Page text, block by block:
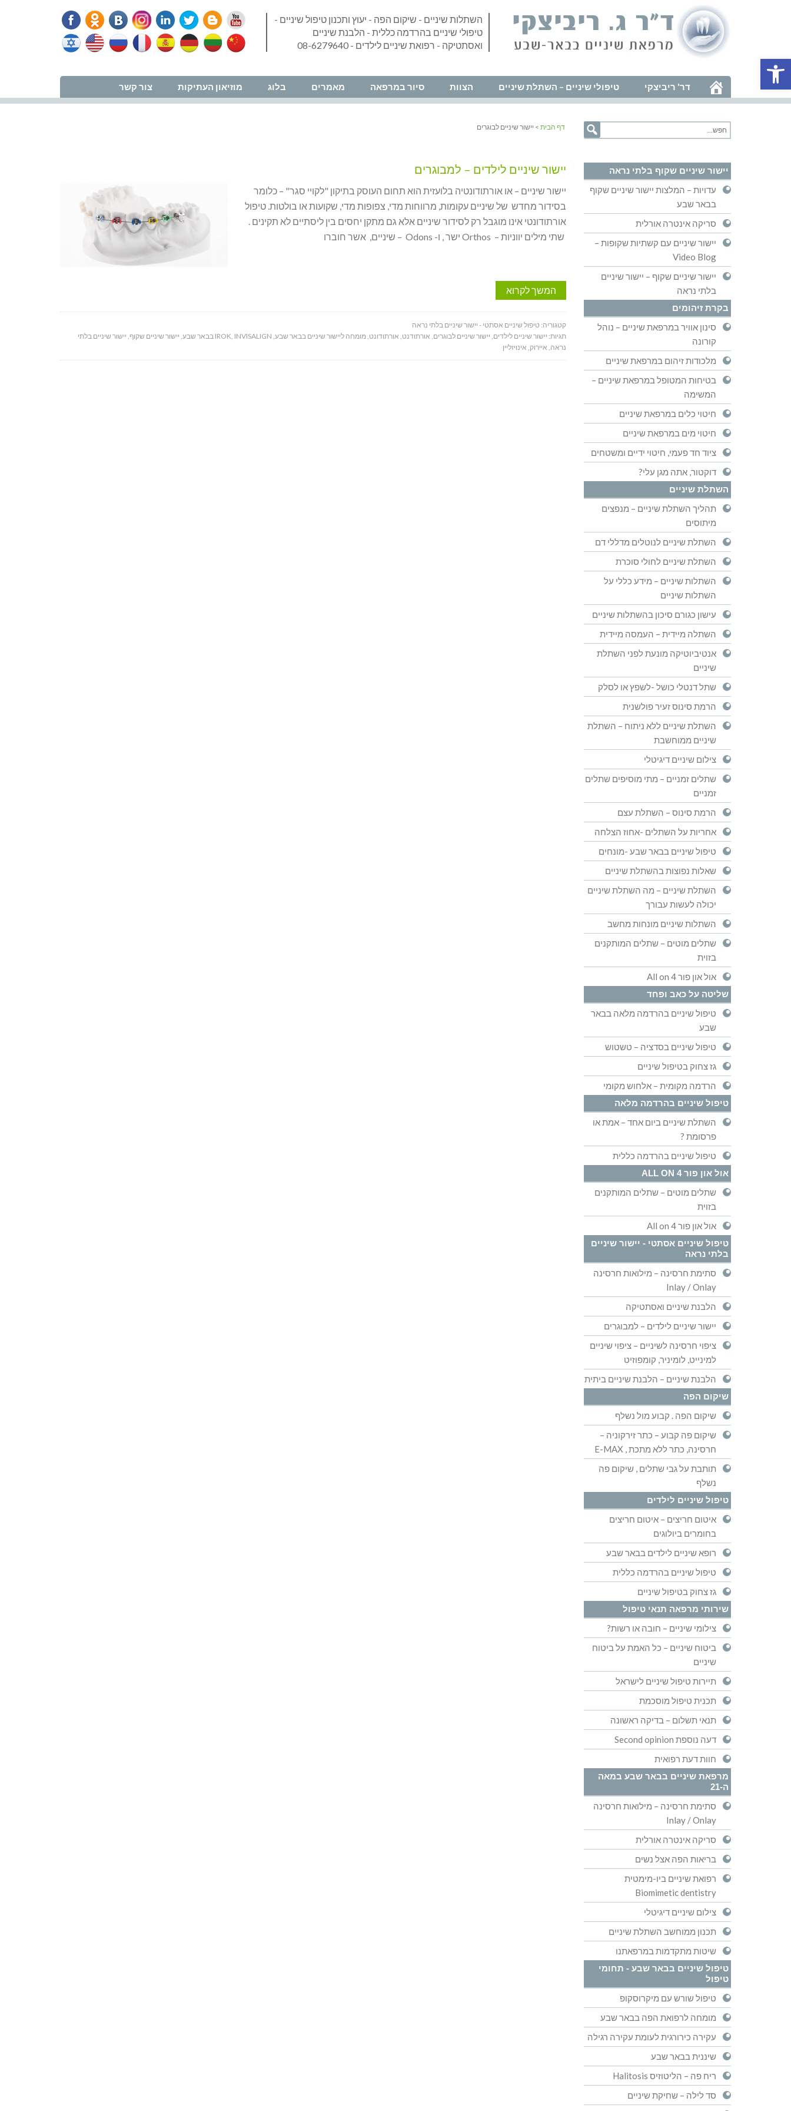
פתח סרגל נגישות
השתלות שיניים - שיקום הפה - יעוץ ותכנון טיפול שיניים -
טיפולי שיניים בהרדמה כללית - הלבנת שיניים
ואסתטיקה - רפואת שיניים לילדים - 08-6279640
דר' ריביצקי טיפולי שיניים – השתלת שיניים הצוות סיור במרפאה מאמרים בלוג מוזיאון העתיקות צור קשר
דף הבית > יישור שיניים לבוגרים
יישור שיניים לילדים – למבוגרים
יישור שיניים – או אורתודונטיה בלועזית הוא תחום העוסק בתיקון "לקויי סגר" – כלומר
בסידור מחדש של שיניים עקומות, מרווחות מדי, צפופות מדי, שקועות או בולטות. טיפול
אורתודונטי אינו מוגבל רק לסידור שיניים אלא גם מתקן יחסים בין ליסתיים לא תקינים .
שתי מילים יווניות – Orthos ישר , ו- Odons – שיניים, אשר חוברו
המשך לקרוא
קטגוריה: טיפול שיניים אסתטי - יישור שיניים בלתי נראה
תגיות: יישור שיניים לילדים יישור שיניים לבוגרים אורתודנט אורתודונט מומחה ליישור שיניים בבאר שבע IROK INVISALIGN בבאר שבע יישור שיניים שקוף יישור שיניים בלתי
נראה איירוק אינויזליין
יישור שיניים שקוף בלתי נראה
עדויות – המלצות יישור שיניים שקוף
בבאר שבע
סריקה אינטרה אורלית
יישור שיניים עם קשתיות שקופות –
Video Blog
יישור שיניים שקוף – יישור שיניים
בלתי נראה
בקרת זיהומים
סינון אוויר במרפאת שיניים – נוהל
קורונה
מלכודות זיהום במרפאת שיניים
בטיחות המטופל במרפאת שיניים –
המשימה
חיטוי כלים במרפאת שיניים
חיטוי מים במרפאת שיניים
ציוד חד פעמי, חיטוי ידיים ומשטחים
דוקטור, אתה מגן עלי?
השתלת שיניים
תהליך השתלת שיניים – מנפצים
מיתוסים
השתלת שיניים לנוטלים מדללי דם
השתלת שיניים לחולי סוכרת
השתלות שיניים – מידע כללי על
השתלות שיניים
עישון כגורם סיכון בהשתלות שיניים
השתלה מיידית – העמסה מיידית
אנטיביוטיקה מונעת לפני השתלת
שיניים
שתל דנטלי כושל -לשפץ או לסלק
הרמת סינוס זעיר פולשנית
השתלת שיניים ללא ניתוח – השתלת
שיניים ממוחשבת
צילום שיניים דיגיטלי
שתלים זמניים – מתי מוסיפים שתלים
זמניים
הרמת סינוס – השתלת עצם
אחריות על השתלים -אחוז הצלחה
טיפול שיניים בבאר שבע -מונחים
שאלות נפוצות בהשתלת שיניים
השתלת שיניים – מה השתלת שיניים
יכולה לעשות עבורך
השתלות שיניים מונחות מחשב
שתלים מוטים – שתלים המותקנים
בזוית
אול און פור All on 4
שליטה על כאב ופחד
טיפול שיניים בהרדמה מלאה בבאר
שבע
טיפול שיניים בסדציה – טשטוש
גז צחוק בטיפול שיניים
הרדמה מקומית – אלחוש מקומי
טיפול שיניים בהרדמה מלאה
השתלת שיניים ביום אחד – אמת או
פרסומת ?
טיפול שיניים בהרדמה כללית
אול און פור ALL ON 4
שתלים מוטים – שתלים המותקנים
בזוית
אול און פור All on 4
טיפול שיניים אסתטי - יישור שיניים
בלתי נראה
סתימת חרסינה – מילואות חרסינה
Inlay / Onlay
הלבנת שיניים ואסתטיקה
יישור שיניים לילדים – למבוגרים
ציפוי חרסינה לשיניים – ציפוי שיניים
למינייט, לומיניר, קומפוזיט
הלבנת שיניים – הלבנת שיניים ביתית
שיקום הפה
שיקום הפה . קבוע מול נשלף
שיקום פה קבוע – כתר זירקוניה –
חרסינה, כתר ללא מתכת , E-MAX
תותבת על גבי שתלים , שיקום פה
נשלף
טיפול שיניים לילדים
איטום חריצים – איטום חריצים
בחומרים ביולוגים
רופא שיניים לילדים בבאר שבע
טיפול שיניים בהרדמה כללית
גז צחוק בטיפול שיניים
שירותי מרפאה תנאי טיפול
צילומי שיניים – חובה או רשות?
ביטוח שיניים – כל האמת על ביטוח
שיניים
תיירות טיפול שיניים לישראל
תכנית טיפול מוסכמת
תנאי תשלום – בדיקה ראשונה
דעה נוספת Second opinion
חוות דעת רפואית
מרפאת שיניים בבאר שבע במאה
ה-21
סתימת חרסינה – מילואות חרסינה
Inlay / Onlay
סריקה אינטרה אורלית
בריאות הפה אצל נשים
רפואת שיניים ביו-מימטית
Biomimetic dentistry
צילום שיניים דיגיטלי
תכנון ממוחשב השתלת שיניים
שיטות מתקדמות במרפאתנו
טיפול שיניים בבאר שבע - תחומי
טיפול
טיפול שורש עם מיקרוסקופ
מומחה לרפואת הפה בבאר שבע
עקירה כירורגית לעומת עקירה רגילה
שיננית בבאר שבע
ריח פה – הליטוזיס Halitosis
סד לילה – שחיקת שיניים